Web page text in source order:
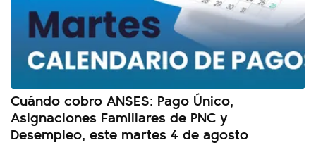
Cuándo cobro ANSES: Pago Único,
Asignaciones Familiares de PNC y
Desempleo, este martes 4 de agosto